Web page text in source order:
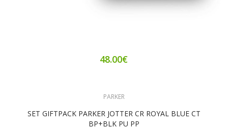
48.00€
PARKER
SET GIFTPACK PARKER JOTTER CR ROYAL BLUE CT
BP+BLK PU PP